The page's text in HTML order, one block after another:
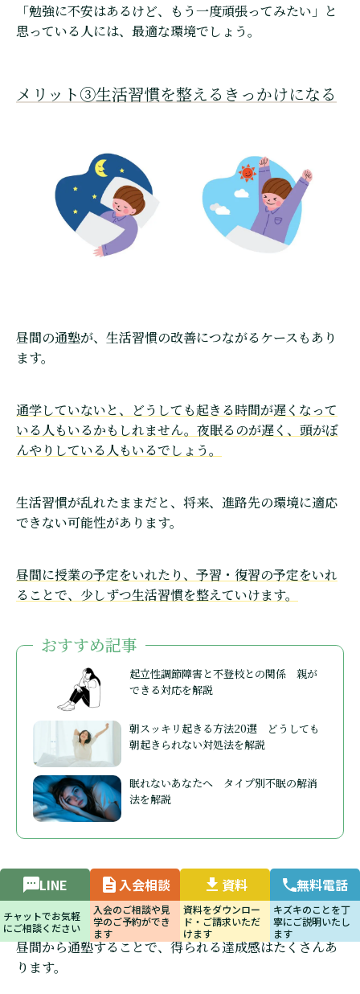
LINE
チャットでお気軽
にご相談ください
入会相談
入会のご相談や見
学のご予約ができ
ます
資料
資料をダウンロー
ド・ご請求いただ
けます
無料電話
キズキのことを丁
寧にご説明いたし
ます
「勉強に不安はあるけど、もう一度頑張ってみたい」と
思っている人には、最適な環境でしょう。
メリット③生活習慣を整えるきっかけになる
昼間の通塾が、生活習慣の改善につながるケースもあり
ます。
通学していないと、どうしても起きる時間が遅くなって
いる人もいるかもしれません。夜眠るのが遅く、頭がぼ
んやりしている人もいるでしょう。
生活習慣が乱れたままだと、将来、進路先の環境に適応
できない可能性があります。
昼間に授業の予定をいれたり、予習・復習の予定をいれ
ることで、少しずつ生活習慣を整えていけます。
おすすめ記事
起立性調節障害と不登校との関係 親が
できる対応を解説
朝スッキリ起きる方法20選 どうしても
朝起きられない対処法を解説
眠れないあなたへ タイプ別不眠の解消
法を解説
メリット④自信がつく
昼間から通塾することで、得られる達成感はたくさんあ
ります。